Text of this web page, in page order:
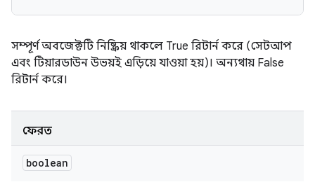
সম্পূর্ণ অবজেক্টটি নিষ্ক্রিয় থাকলে True রিটার্ন করে (সেটআপ
এবং টিয়ারডাউন উভয়ই এড়িয়ে যাওয়া হয়)। অন্যথায় False
রিটার্ন করে।
ফেরত
boolean